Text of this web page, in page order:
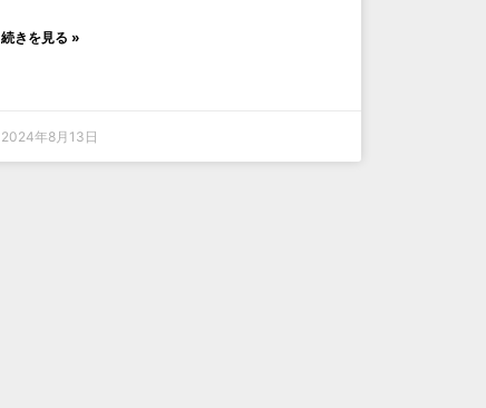
続きを見る »
2024年8月13日